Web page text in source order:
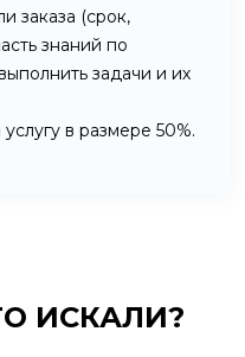
заказа (срок,
знаний по
задачи и их
в размере 50%.
ИСКАЛИ?